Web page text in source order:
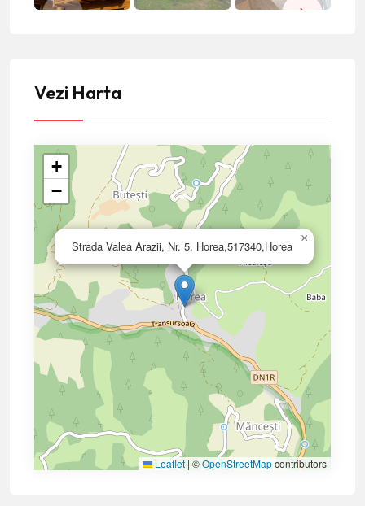
Vezi Harta
Strada Valea Arazii, Nr. 5, Horea,517340,Horea
×
+
−
Leaflet | ©OpenStreetMapcontributors